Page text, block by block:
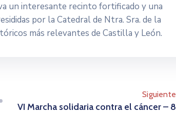
un interesante recinto fortificado y una
por la Catedral de Ntra. Sra. de la
más relevantes de Castilla y León.
Siguiente
VI Marcha solidaria contra el cáncer – 8